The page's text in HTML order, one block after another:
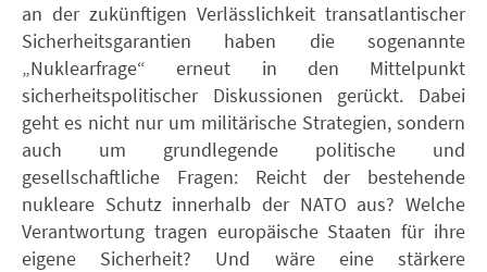
an der zukünftigen Verlässlichkeit transatlantischer
Sicherheitsgarantien haben die sogenannte
„Nuklearfrage“ erneut in den Mittelpunkt
sicherheitspolitischer Diskussionen gerückt. Dabei
geht es nicht nur um militärische Strategien, sondern
auch um grundlegende politische und
gesellschaftliche Fragen: Reicht der bestehende
nukleare Schutz innerhalb der NATO aus? Welche
Verantwortung tragen europäische Staaten für ihre
eigene Sicherheit? Und wäre eine stärkere